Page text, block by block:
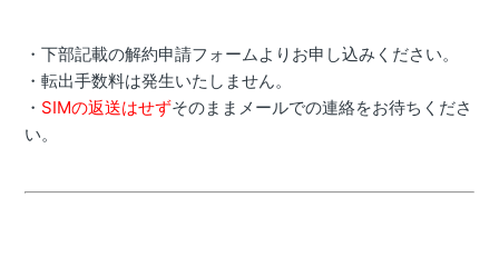
・下部記載の解約申請フォームよりお申し込みください。
・転出手数料は発生いたしません。
・ SIMの返送はせずそのままメールでの連絡をお待ちくださ
い。